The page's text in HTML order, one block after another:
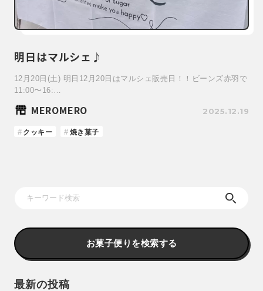
明日はマルシェ♪
12月20日(土) 明日12月20日はマルシェ販売日！！ビーンズ赤羽で
11:00〜16:…
MEROMERO 2025.12.19
クッキー 焼き菓子
お菓子便りを検索する
最新の投稿